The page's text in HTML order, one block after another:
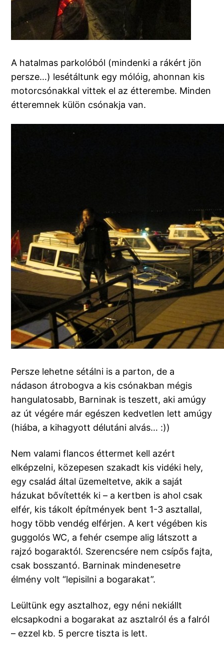
A hatalmas parkolóból (mindenki a rákért jön
persze…) lesétáltunk egy mólóig, ahonnan kis
motorcsónakkal vittek el az étterembe. Minden
étteremnek külön csónakja van.
Persze lehetne sétálni is a parton, de a
nádason átrobogva a kis csónakban mégis
hangulatosabb, Barninak is teszett, aki amúgy
az út végére már egészen kedvetlen lett amúgy
(hiába, a kihagyott délutáni alvás… :))
Nem valami flancos éttermet kell azért
elképzelni, közepesen szakadt kis vidéki hely,
egy család által üzemeltetve, akik a saját
házukat bővítették ki – a kertben is ahol csak
elfér, kis tákolt építmények bent 1-3 asztallal,
hogy több vendég elférjen. A kert végében kis
guggolós WC, a fehér csempe alig látszott a
rajzó bogaraktól. Szerencsére nem csípős fajta,
csak bosszantó. Barninak mindenesetre
élmény volt “lepisilni a bogarakat”.
Leültünk egy asztalhoz, egy néni nekiállt
elcsapkodni a bogarakat az asztalról és a falról
– ezzel kb. 5 percre tiszta is lett.